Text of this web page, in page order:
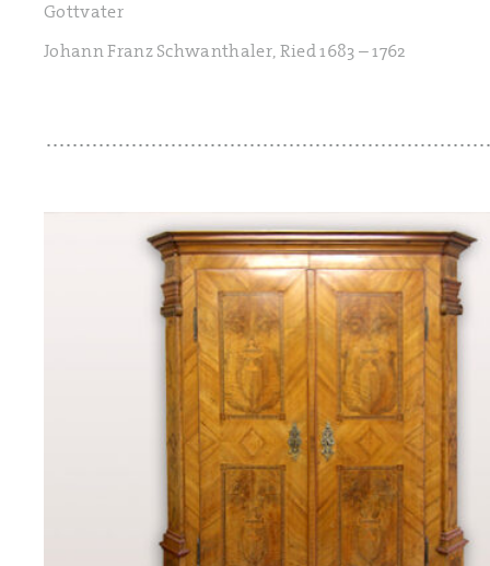
Gottvater
Johann Franz Schwanthaler, Ried 1683 – 1762